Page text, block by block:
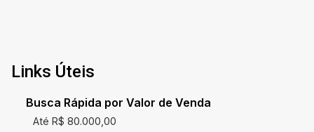
Links Úteis
Busca Rápida por Valor de Venda
Até R$ 80.000,00